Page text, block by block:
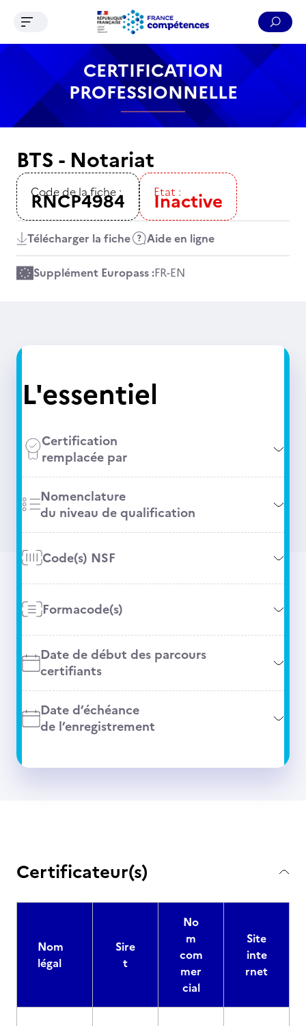
Contenu Recherche Menu Pied de page
Ouvrir le menu de navigation
CERTIFICATION
PROFESSIONNELLE
BTS - Notariat
Code de la fiche :
RNCP4984 Etat :
Inactive
Télécharger la fiche Aide en ligne
Supplément Europass :FR-EN
L'essentiel
Certification
remplacée par
Nomenclature
du niveau de qualification
Code(s) NSF
Formacode(s)
Date de début des parcours
certifiants
Date d’échéance
de l’enregistrement
Certificateur(s)
Nom
légal
Sire
t
No
m
com
mer
cial
Site
inte
rnet